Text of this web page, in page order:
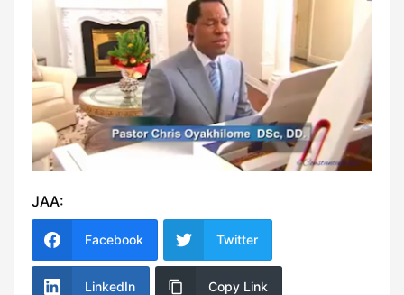
JAA:
Facebook Twitter
LinkedIn Copy Link